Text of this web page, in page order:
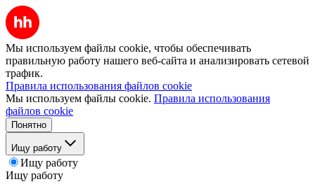
Мы используем файлы cookie, чтобы обеспечивать
правильную работу нашего веб-сайта и анализировать сетевой
трафик.
Правила использования файлов cookie
Мы используем файлы cookie. Правила использования
файлов cookie
Понятно
Ищу работу
Ищу работу
Ищу работу